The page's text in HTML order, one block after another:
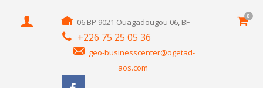
06 BP 9021 Ouagadougou 06, BF
+226 75 25 05 36
geo-businesscenter@ogetad-
aos.com
0